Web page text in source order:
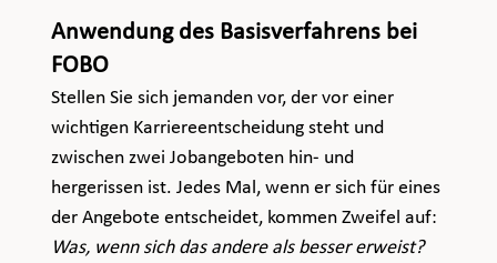
Anwendung des Basisverfahrens bei
FOBO
Stellen Sie sich jemanden vor, der vor einer
wichtigen Karriereentscheidung steht und
zwischen zwei Jobangeboten hin- und
hergerissen ist. Jedes Mal, wenn er sich für eines
der Angebote entscheidet, kommen Zweifel auf:
Was, wenn sich das andere als besser erweist?